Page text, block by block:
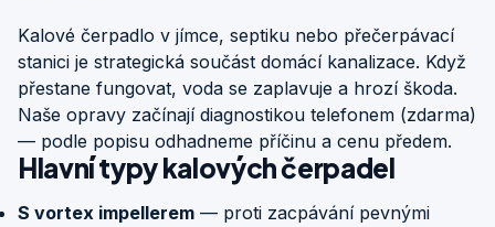
Kalové čerpadlo v jímce, septiku nebo přečerpávací
stanici je strategická součást domácí kanalizace. Když
přestane fungovat, voda se zaplavuje a hrozí škoda.
Naše opravy začínají diagnostikou telefonem (zdarma)
— podle popisu odhadneme příčinu a cenu předem.
Hlavní typy kalových čerpadel
S vortex impellerem — proti zacpávání pevnými